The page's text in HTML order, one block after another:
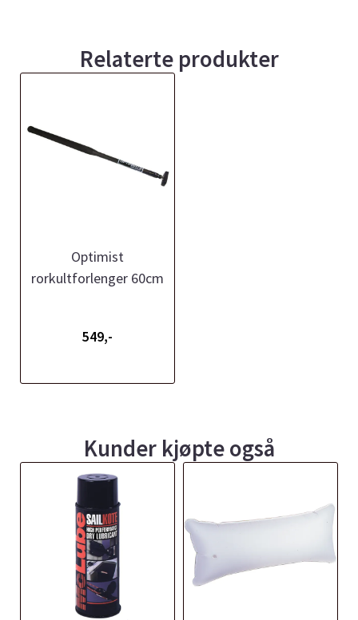
Relaterte produkter
Optimist
rorkultforlenger 60cm
549,-
Kunder kjøpte også